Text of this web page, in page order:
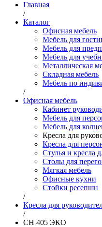
Главная
/
Каталог
Офисная мебель
Мебель для
Мебель для
Мебель для
Металлическая
Складная мебель
Мебель по
/
Офисная мебель
Кабинет
Мебель для
Мебель для
Кресла для
Кресла для
Стулья и кресла
Столы для
Мягкая мебель
Офисные кухни
Стойки ресепшн
/
Кресла для
/
СН 405 ЭКО